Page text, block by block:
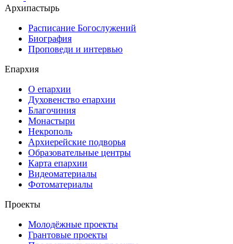
Архипастырь
Расписание Богослужений
Биография
Проповеди и интервью
Епархия
О епархии
Духовенство епархии
Благочиния
Монастыри
Некрополь
Архиерейские подворья
Образовательные центры
Карта епархии
Видеоматериалы
Фотоматериалы
Проекты
Молодёжные проекты
Грантовые проекты